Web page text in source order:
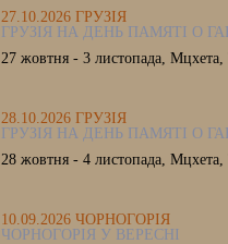
27.10.2026 ГРУЗІЯ
ГРУЗІЯ НА ДЕНЬ ПАМЯТІ О
27 жовтня - 3 листопада, Мцхета,
28.10.2026 ГРУЗІЯ
ГРУЗІЯ НА ДЕНЬ ПАМЯТІ О
28 жовтня - 4 листопада, Мцхета,
10.09.2026 ЧОРНОГОРІЯ
ЧОРНОГОРІЯ У ВЕРЕСНІ